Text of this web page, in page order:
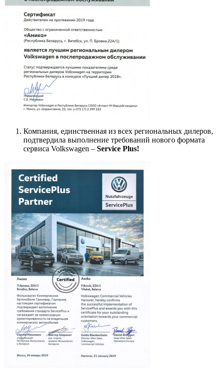
Компания, единственная из всех региональных дилеров,
подтвердила выполнение требований нового формата
сервиса Volkswagen – Service Plus!